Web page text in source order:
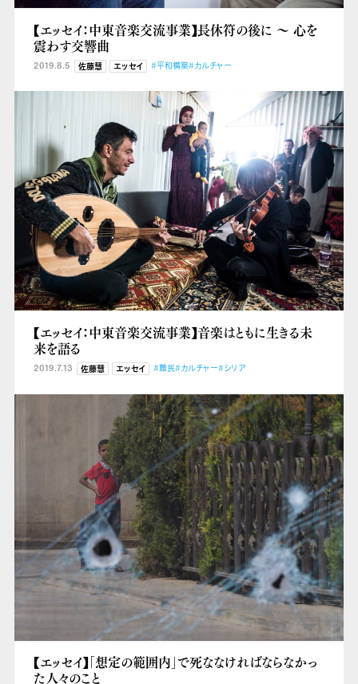
【エッセイ：中東音楽交流事業】長休符の後に ～ 心を
震わす交響曲
2019.8.5 佐藤慧 エッセイ #平和構築#カルチャー
【エッセイ：中東音楽交流事業】音楽はともに生きる未
来を語る
2019.7.13 佐藤慧 エッセイ #難民#カルチャー#シリア
【エッセイ】「想定の範囲内」で死ななければならなかっ
た人々のこと